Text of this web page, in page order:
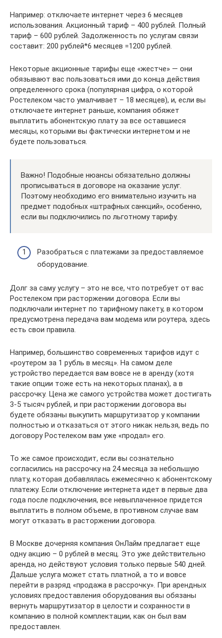
Например: отключаете интернет через 6 месяцев
использования. Акционный тариф – 400 рублей. Полный
тариф – 600 рублей. Задолженность по услугам связи
составит: 200 рублей*6 месяцев =1200 рублей.
Некоторые акционные тарифы еще «жестче» — они
обязывают вас пользоваться ими до конца действия
определенного срока (популярная цифра, о которой
Ростелеком часто умалчивает – 18 месяцев), и, если вы
отключаете интернет раньше, компания обяжет
выплатить абонентскую плату за все оставшиеся
месяцы, которыми вы фактически интернетом и не
будете пользоваться.
Важно! Подобные нюансы обязательно должны
прописываться в договоре на оказание услуг.
Поэтому необходимо его внимательно изучить на
предмет подобных «штрафных санкций», особенно,
если вы подключились по льготному тарифу.
Разобраться с платежами за предоставляемое
оборудование.
Долг за саму услугу – это не все, что потребует от вас
Ростелеком при расторжении договора. Если вы
подключали интернет по тарифному пакету, в котором
предусмотрена передача вам модема или роутера, здесь
есть свои правила.
Например, большинство современных тарифов идут с
«роутером за 1 рубль в месяц». На самом деле
устройство передается вам вовсе не в аренду (хотя
такие опции тоже есть на некоторых планах), а в
рассрочку. Цена же самого устройства может достигать
3-5 тысяч рублей, и при расторжении договора вы
будете обязаны выкупить маршрутизатор у компании
полностью и отказаться от этого никак нельзя, ведь по
договору Ростелеком вам уже «продал» его.
То же самое происходит, если вы сознательно
согласились на рассрочку на 24 месяца за небольшую
плату, которая добавлялась ежемесячно к абонентскому
платежу. Если отключение интернета идет в первые два
года после подключения, все невыплаченное придется
выплатить в полном объеме, в противном случае вам
могут отказать в расторжении договора.
В Москве дочерняя компания ОнЛайм предлагает еще
одну акцию – 0 рублей в месяц. Это уже действительно
аренда, но действуют условия только первые 540 дней.
Дальше услуга может стать платной, а то и вовсе
перейти в разряд «продажа в рассрочку». При арендных
условиях предоставления оборудования вы обязаны
вернуть маршрутизатор в целости и сохранности в
компанию в полной комплектации, как он был вам
предоставлен.